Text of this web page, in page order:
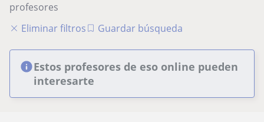
profesores
Eliminar filtros
Guardar búsqueda
Estos profesores de eso online pueden
interesarte